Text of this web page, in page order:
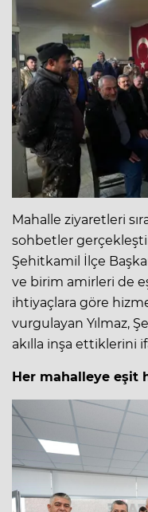
Mahalle ziyaretleri
sohbetler
Şehitkamil İlçe
ve birim amirleri de
ihtiyaçlara göre
vurgulayan Yılmaz,
akılla inşa ettiklerini
Her mahalleye eşit